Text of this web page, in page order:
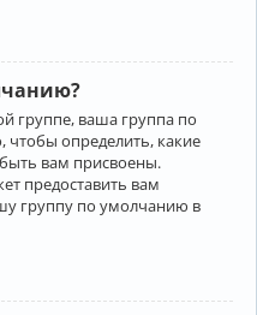
группе, ваша группа по
чтобы определить, какие
вам присвоены.
предоставить вам
группу по умолчанию в